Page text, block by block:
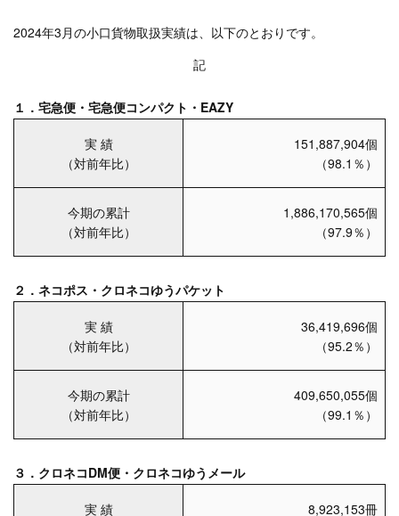
2024年3月の小口貨物取扱実績は、以下のとおりです。
記
１．宅急便・宅急便コンパクト・EAZY
実 績
（対前年比）
151,887,904個
（98.1％）
今期の累計
（対前年比）
1,886,170,565個
（97.9％）
２．ネコポス・クロネコゆうパケット
実 績
（対前年比）
36,419,696個
（95.2％）
今期の累計
（対前年比）
409,650,055個
（99.1％）
３．クロネコDM便・クロネコゆうメール
実 績
8,923,153冊